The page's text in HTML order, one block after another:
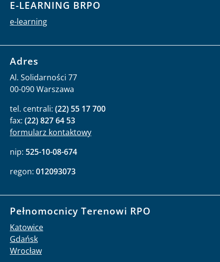
E-LEARNING BRPO
e-learning
Adres
Al. Solidarności 77
00-090 Warszawa
tel. centrali: (22) 55 17 700
fax: (22) 827 64 53
formularz kontaktowy
nip: 525-10-08-674
regon: 012093073
Pełnomocnicy Terenowi RPO
Katowice
Gdańsk
Wrocław